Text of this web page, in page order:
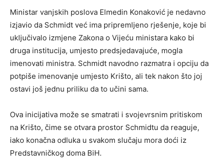
Ministar vanjskih poslova Elmedin Konaković je nedavno
izjavio da Schmidt već ima pripremljeno rješenje, koje bi
uključivalo izmjene Zakona o Vijeću ministara kako bi
druga institucija, umjesto predsjedavajuće, mogla
imenovati ministra. Schmidt navodno razmatra i opciju da
potpiše imenovanje umjesto Krišto, ali tek nakon što joj
ostavi još jednu priliku da to učini sama.
Ova inicijativa može se smatrati i svojevrsnim pritiskom
na Krišto, čime se otvara prostor Schmidtu da reaguje,
iako konačna odluka u svakom slučaju mora doći iz
Predstavničkog doma BiH.